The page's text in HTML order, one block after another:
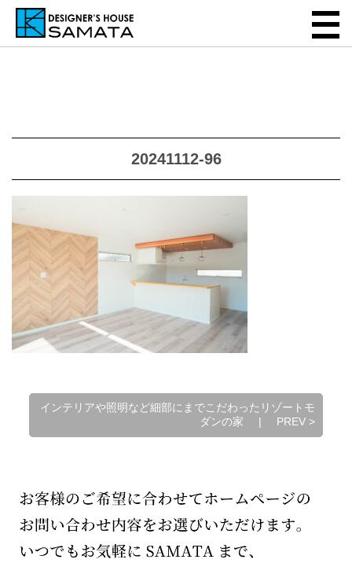
20241112-96
インテリアや照明など細部にまでこだわったリゾートモ
ダンの家
| PREV>